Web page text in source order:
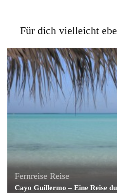
Für dich vielleicht
Fernreise Reise
Cayo Guillermo – Eine Reise